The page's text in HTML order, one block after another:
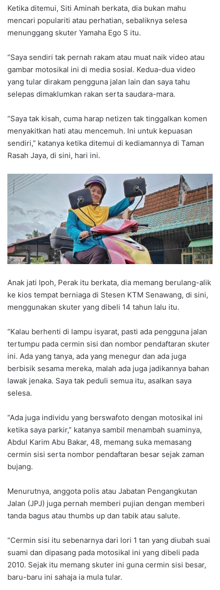
Ketika ditemui, Siti Aminah berkata, dia bukan mahu
mencari populariti atau perhatian, sebaliknya selesa
menunggang skuter Yamaha Ego S itu.
“Saya sendiri tak pernah rakam atau muat naik video atau
gambar motosikal ini di media sosial. Kedua-dua video
yang tular dirakam pengguna jalan lain dan saya tahu
selepas dimaklumkan rakan serta saudara-mara.
“Saya tak kisah, cuma harap netizen tak tinggalkan komen
menyakitkan hati atau mencemuh. Ini untuk kepuasan
sendiri,” katanya ketika ditemui di kediamannya di Taman
Rasah Jaya, di sini, hari ini.
Anak jati Ipoh, Perak itu berkata, dia memang berulang-alik
ke kios tempat berniaga di Stesen KTM Senawang, di sini,
menggunakan skuter yang dibeli 14 tahun lalu itu.
“Kalau berhenti di lampu isyarat, pasti ada pengguna jalan
tertumpu pada cermin sisi dan nombor pendaftaran skuter
ini. Ada yang tanya, ada yang menegur dan ada juga
berbisik sesama mereka, malah ada juga jadikannya bahan
lawak jenaka. Saya tak peduli semua itu, asalkan saya
selesa.
“Ada juga individu yang berswafoto dengan motosikal ini
ketika saya parkir,” katanya sambil menambah suaminya,
Abdul Karim Abu Bakar, 48, memang suka memasang
cermin sisi serta nombor pendaftaran besar sejak zaman
bujang.
Menurutnya, anggota polis atau Jabatan Pengangkutan
Jalan (JPJ) juga pernah memberi pujian dengan memberi
tanda bagus atau thumbs up dan tabik atau salute.
“Cermin sisi itu sebenarnya dari lori 1 tan yang diubah suai
suami dan dipasang pada motosikal ini yang dibeli pada
2010. Sejak itu memang skuter ini guna cermin sisi besar,
baru-baru ini sahaja ia mula tular.